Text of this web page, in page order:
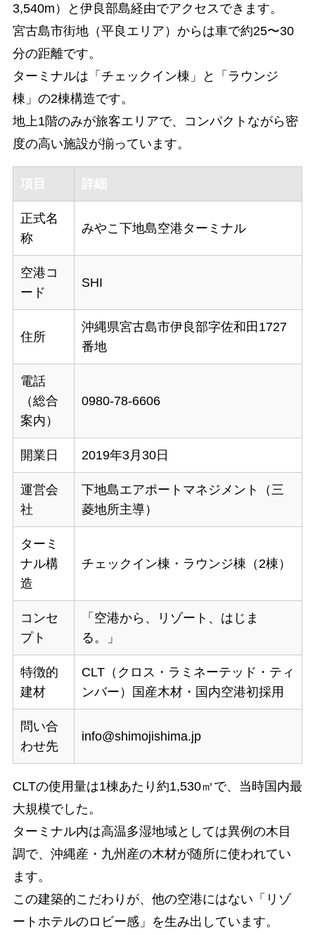
3,540m）と伊良部島経由でアクセスできます。
宮古島市街地（平良エリア）からは車で約25〜30
分の距離です。
ターミナルは「チェックイン棟」と「ラウンジ
棟」の2棟構造です。
地上1階のみが旅客エリアで、コンパクトながら密
度の高い施設が揃っています。
項目 詳細
正式名
称
みやこ下地島空港ターミナル
空港コ
ード
SHI
住所
沖縄県宮古島市伊良部字佐和田1727
番地
電話
（総合
案内）
0980-78-6606
開業日 2019年3月30日
運営会
社
下地島エアポートマネジメント（三
菱地所主導）
ターミ
ナル構
造
チェックイン棟・ラウンジ棟（2棟）
コンセ
プト
「空港から、リゾート、はじま
る。」
特徴的
建材
CLT（クロス・ラミネーテッド・ティ
ンバー）国産木材・国内空港初採用
問い合
わせ先
info@shimojishima.jp
CLTの使用量は1棟あたり約1,530㎥で、当時国内最
大規模でした。
ターミナル内は高温多湿地域としては異例の木目
調で、沖縄産・九州産の木材が随所に使われてい
ます。
この建築的こだわりが、他の空港にはない「リゾ
ートホテルのロビー感」を生み出しています。